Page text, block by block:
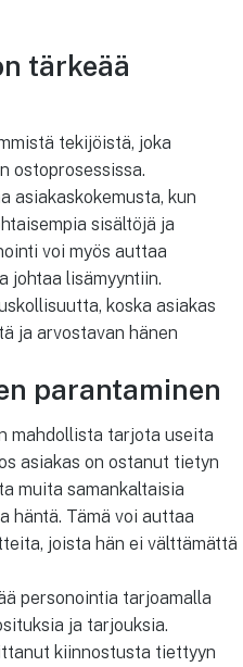
tärkeää
tekijöistä, joka
ostoprosessissa.
asiakaskokemusta, kun
sisältöjä ja
voi myös auttaa
johtaa lisämyyntiin.
koska asiakas
ja arvostavan hänen
parantaminen
mahdollista tarjota useita
asiakas on ostanut tietyn
muita samankaltaisia
häntä. Tämä voi auttaa
joista hän ei välttämättä
personointia tarjoamalla
ja tarjouksia.
kiinnostusta tiettyyn